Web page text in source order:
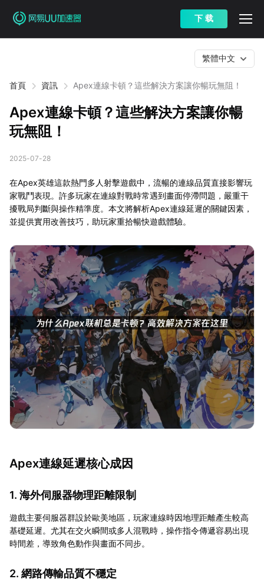
下 载
首頁 資訊 Apex連線卡頓？這些解決方案讓你暢玩無阻！
繁體中文
Apex連線卡頓？這些解決方案讓你暢
玩無阻！
2025-07-28
在Apex英雄這款熱門多人射擊遊戲中，流暢的連線品質直接影響玩
家戰鬥表現。許多玩家在連線對戰時常遇到畫面停滯問題，嚴重干
擾戰局判斷與操作精準度。本文將解析Apex連線延遲的關鍵因素，
並提供實用改善技巧，助玩家重拾暢快遊戲體驗。
Apex連線延遲核心成因
1. 海外伺服器物理距離限制
遊戲主要伺服器群設於歐美地區，玩家連線時因地理距離產生較高
基礎延遲。尤其在交火瞬間或多人混戰時，操作指令傳遞容易出現
時間差，導致角色動作與畫面不同步。
2. 網路傳輸品質不穩定